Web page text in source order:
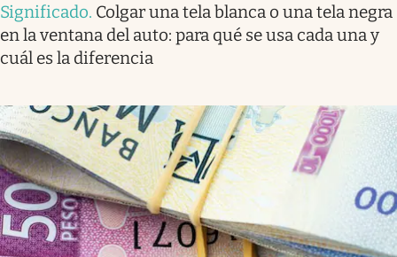
Significado. Colgar una tela blanca o una tela negra
en la ventana del auto: para qué se usa cada una y
cuál es la diferencia